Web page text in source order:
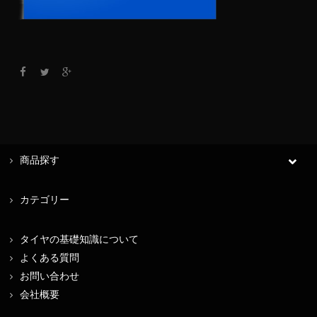
商品探す
カテゴリー
タイヤの基礎知識について
よくある質問
お問い合わせ
会社概要